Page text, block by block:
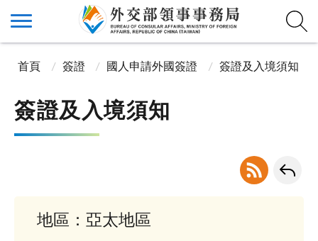
首頁 簽證 國人申請外國簽證 簽證及入境須知
簽證及入境須知
地區：亞太地區